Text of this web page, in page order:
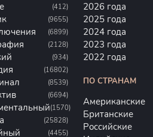
(412)
(9655)
(6899)
(2128)
(934)
(16802)
(8539)
(6694)
(1570)
(25828)
(4455)
2026 года
2025 года
2024 года
2023 года
2022 года
ПО СТРАНАМ
Американские
Британские
Российские